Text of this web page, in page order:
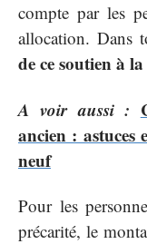
compte par les
allocation. Dans
de ce soutien à
A voir aussi :
ancien : astuces
neuf
Pour les
précarité, le